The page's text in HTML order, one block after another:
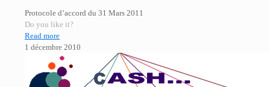
Protocole d’accord du 31 Mars 2011
Do you like it?
Read more
1 décembre 2010